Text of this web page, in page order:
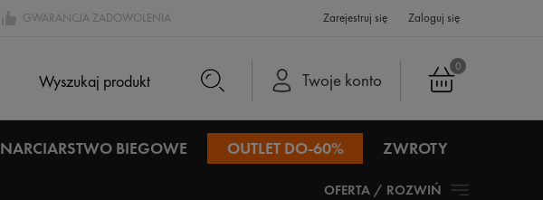
GWARANCJA ZADOWOLENIA Zarejestruj się Zaloguj się
0
Twoje konto
NARCIARSTWO BIEGOWE OUTLET DO-60% ZWROTY
OFERTA / ROZWIŃ